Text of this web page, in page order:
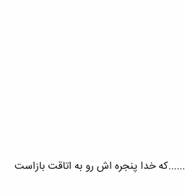
خدا پنجره اش رو به اتاقت بازاست